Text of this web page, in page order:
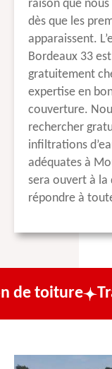
raison que
dès que les
apparaissent.
Bordeaux 33
gratuitement
expertise en
couverture.
rechercher
infiltrations
adéquates à
sera ouvert à la
répondre à
Travaux de